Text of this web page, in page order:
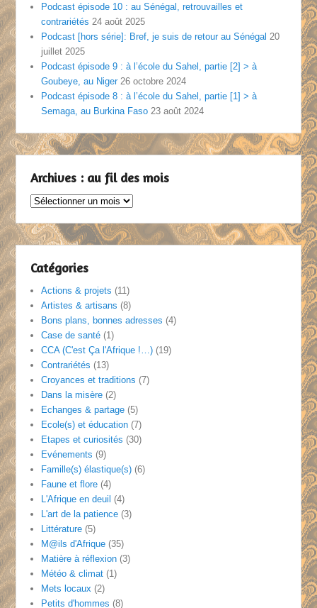
Podcast épisode 10 : au Sénégal, retrouvailles et
contrariétés 24 août 2025
Podcast [hors série]: Bref, je suis de retour au Sénégal 20
juillet 2025
Podcast épisode 9 : à l’école du Sahel, partie [2] > à
Goubeye, au Niger 26 octobre 2024
Podcast épisode 8 : à l’école du Sahel, partie [1] > à
Semaga, au Burkina Faso 23 août 2024
Archives : au fil des mois
Archives
au
fil
des
Catégories
Actions & projets (11)
Artistes & artisans (8)
Bons plans, bonnes adresses (4)
Case de santé (1)
CCA (C'est Ça l'Afrique !…) (19)
Contrariétés (13)
Croyances et traditions (7)
Dans la misère (2)
Echanges & partage (5)
Ecole(s) et éducation (7)
Etapes et curiosités (30)
Evénements (9)
Famille(s) élastique(s) (6)
Faune et flore (4)
L'Afrique en deuil (4)
L'art de la patience (3)
Littérature (5)
M@ils d'Afrique (35)
Matière à réflexion (3)
Météo & climat (1)
Mets locaux (2)
Petits d'hommes (8)